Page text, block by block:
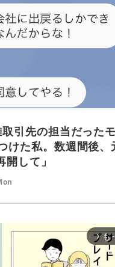
引先の担当だった
けた私。数週間後、
して」
arrow_forward_ios も